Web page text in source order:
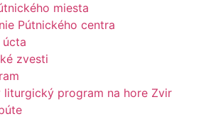
miesta
Pútnického centra
úcta
zvesti
liturgický program na hore Zvir